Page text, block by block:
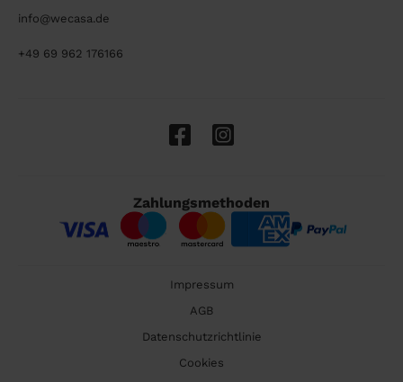
info@wecasa.de
+49 69 962 176166
Zahlungsmethoden
Impressum
AGB
Datenschutzrichtlinie
Cookies